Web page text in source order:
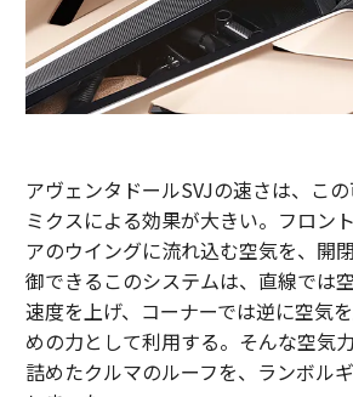
アヴェンタドールSVJの速さは、こ
ミクスによる効果が大きい。フロン
アのウイングに流れ込む空気を、開
御できるこのシステムは、直線では
速度を上げ、コーナーでは逆に空気
めの力として利用する。そんな空気
詰めたクルマのルーフを、ランボル